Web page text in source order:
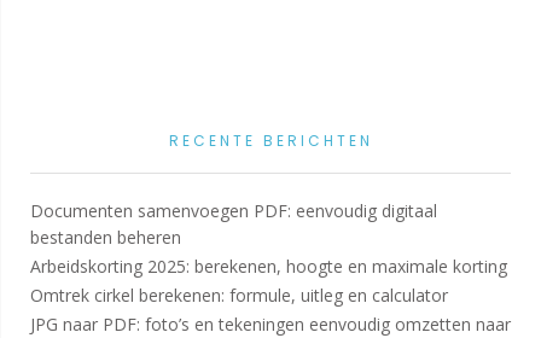
RECENTE BERICHTEN
Documenten samenvoegen PDF: eenvoudig digitaal
bestanden beheren
Arbeidskorting 2025: berekenen, hoogte en maximale korting
Omtrek cirkel berekenen: formule, uitleg en calculator
JPG naar PDF: foto’s en tekeningen eenvoudig omzetten naar